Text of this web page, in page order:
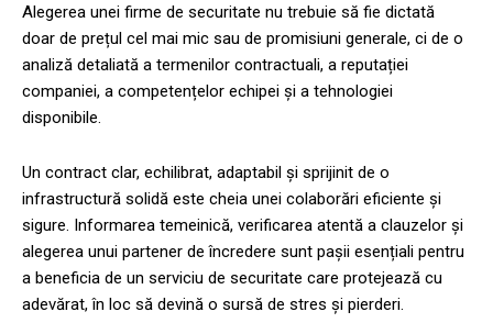
Alegerea unei firme de securitate nu trebuie să fie dictată
doar de prețul cel mai mic sau de promisiuni generale, ci de o
analiză detaliată a termenilor contractuali, a reputației
companiei, a competențelor echipei și a tehnologiei
disponibile.
Un contract clar, echilibrat, adaptabil și sprijinit de o
infrastructură solidă este cheia unei colaborări eficiente și
sigure. Informarea temeinică, verificarea atentă a clauzelor și
alegerea unui partener de încredere sunt pașii esențiali pentru
a beneficia de un serviciu de securitate care protejează cu
adevărat, în loc să devină o sursă de stres și pierderi.